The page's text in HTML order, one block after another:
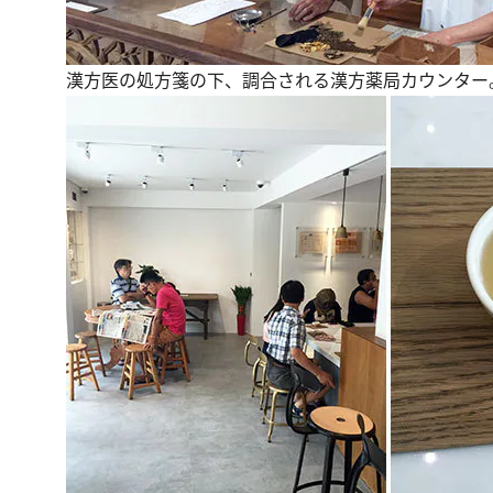
漢方医の処方箋の下、調合される漢方薬局カウンター